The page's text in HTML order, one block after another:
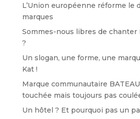
L’Union européenne réforme le
marques
Sommes-nous libres de chanter
?
Un slogan, une forme, une
Kat !
Marque communautaire
touchée mais toujours pas
Un hôtel ? Et pourquoi pas un